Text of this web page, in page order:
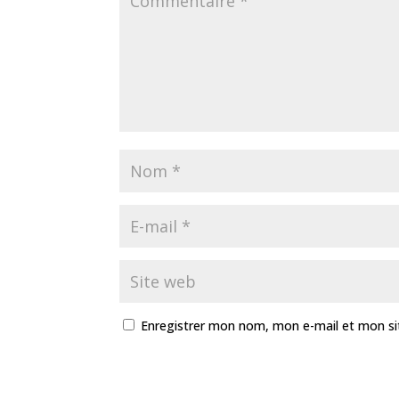
Enregistrer mon nom, mon e-mail et mon